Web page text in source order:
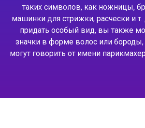
таких символов, как ножницы,
машинки для стрижки, расчески и
придать особый вид, вы также
значки в форме волос или
могут говорить от имени